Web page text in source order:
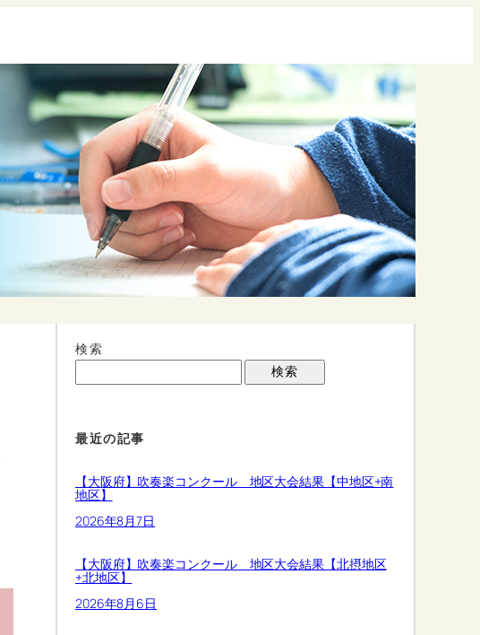
検索
検索
最近の記事
【大阪府】吹奏楽コンクール 地区大会結果【中地区+南
地区】
2026年8月7日
【大阪府】吹奏楽コンクール 地区大会結果【北摂地区
+北地区】
2026年8月6日